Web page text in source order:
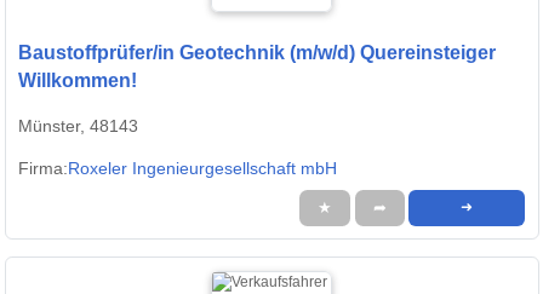
Baustoffprüfer/in Geotechnik (m/w/d) Quereinsteiger
Willkommen!
Münster, 48143
Firma:Roxeler Ingenieurgesellschaft mbH
★ ➦ ➜